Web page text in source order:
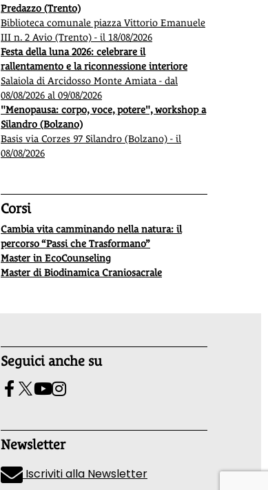
Predazzo (Trento)
Biblioteca comunale piazza Vittorio Emanuele
III n. 2 Avio (Trento) - il 18/08/2026
Festa della luna 2026: celebrare il
rallentamento e la riconnessione interiore
Salaiola di Arcidosso Monte Amiata - dal
08/08/2026 al 09/08/2026
"Menopausa: corpo, voce, potere", workshop a
Silandro (Bolzano)
Basis via Corzes 97 Silandro (Bolzano) - il
08/08/2026
Corsi
Cambia vita camminando nella natura: il
percorso “Passi che Trasformano”
Master in EcoCounseling
Master di Biodinamica Craniosacrale
Seguici anche su
Newsletter
Iscriviti alla Newsletter